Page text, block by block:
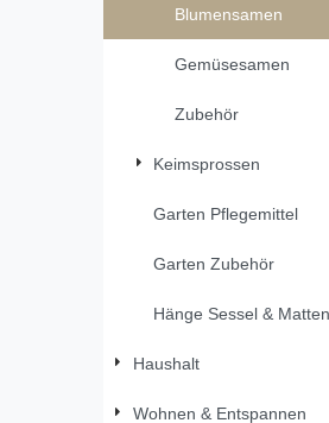
Blumensamen
Gemüsesamen
Zubehör
Keimsprossen
Garten Pflegemittel
Garten Zubehör
Hänge Sessel & Matten
Haushalt
Wohnen & Entspannen